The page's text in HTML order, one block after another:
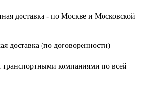
доставка - по Москве и Московской
доставка (по договоренности)
транспортными компаниями по всей